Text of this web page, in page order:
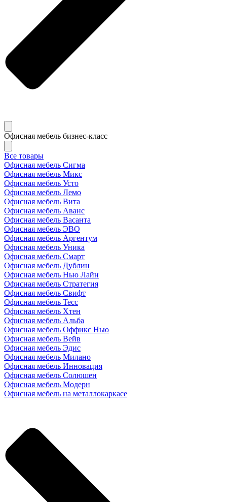
Офисная мебель бизнес-класс
Все товары
Офисная мебель Сигма
Офисная мебель Микс
Офисная мебель Усто
Офисная мебель Лемо
Офисная мебель Вита
Офисная мебель Аванс
Офисная мебель Васанта
Офисная мебель ЭВО
Офисная мебель Аргентум
Офисная мебель Уника
Офисная мебель Смарт
Офисная мебель Дублин
Офисная мебель Нью Лайн
Офисная мебель Стратегия
Офисная мебель Свифт
Офисная мебель Тесс
Офисная мебель Хтен
Офисная мебель Альба
Офисная мебель Оффикс Нью
Офисная мебель Вейв
Офисная мебель Эдис
Офисная мебель Милано
Офисная мебель Инновация
Офисная мебель Солюшен
Офисная мебель Модерн
Офисная мебель на металлокаркасе